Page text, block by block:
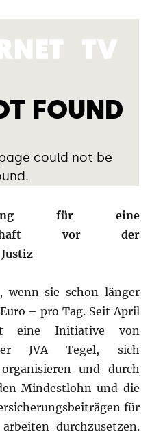
für eine
vor der
wenn sie schon länger
– pro Tag. Seit April
eine Initiative von
JVA Tegel, sich
und durch
Mindestlohn und die
für
durchzusetzen.